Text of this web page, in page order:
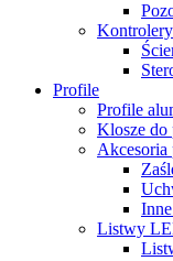
Profile
Profile
Klosze do
Listwy